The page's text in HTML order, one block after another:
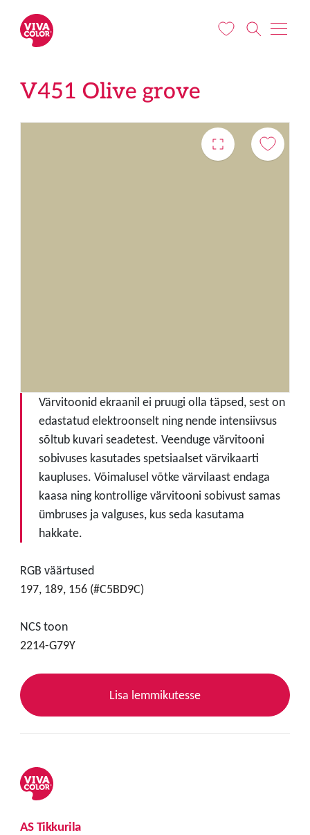
V451 Olive grove
Värvitoonid ekraanil ei pruugi olla täpsed, sest on
edastatud elektroonselt ning nende intensiivsus
sõltub kuvari seadetest. Veenduge värvitooni
sobivuses kasutades spetsiaalset värvikaarti
kaupluses. Võimalusel võtke värvilaast endaga
kaasa ning kontrollige värvitooni sobivust samas
ümbruses ja valguses, kus seda kasutama
hakkate.
RGB väärtused
197, 189, 156 (#C5BD9C)
NCS toon
2214-G79Y
Lisa lemmikutesse
AS Tikkurila